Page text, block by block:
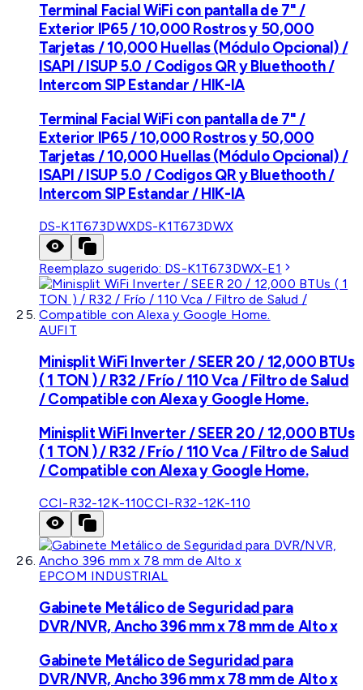
Terminal Facial WiFi con pantalla de 7" /
Exterior IP65 / 10,000 Rostros y 50,000
Tarjetas / 10,000 Huellas (Módulo Opcional) /
ISAPI / ISUP 5.0 / Codigos QR y Bluethooth /
Intercom SIP Estandar / HIK-IA
Terminal Facial WiFi con pantalla de 7" /
Exterior IP65 / 10,000 Rostros y 50,000
Tarjetas / 10,000 Huellas (Módulo Opcional) /
ISAPI / ISUP 5.0 / Codigos QR y Bluethooth /
Intercom SIP Estandar / HIK-IA
DS-K1T673DWXDS-K1T673DWX
Reemplazo sugerido: DS-K1T673DWX-E1
AUFIT
Minisplit WiFi Inverter / SEER 20 / 12,000 BTUs
( 1 TON ) / R32 / Frío / 110 Vca / Filtro de Salud
/ Compatible con Alexa y Google Home.
Minisplit WiFi Inverter / SEER 20 / 12,000 BTUs
( 1 TON ) / R32 / Frío / 110 Vca / Filtro de Salud
/ Compatible con Alexa y Google Home.
CCI-R32-12K-110CCI-R32-12K-110
EPCOM INDUSTRIAL
Gabinete Metálico de Seguridad para
DVR/NVR, Ancho 396 mm x 78 mm de Alto x
Gabinete Metálico de Seguridad para
DVR/NVR, Ancho 396 mm x 78 mm de Alto x